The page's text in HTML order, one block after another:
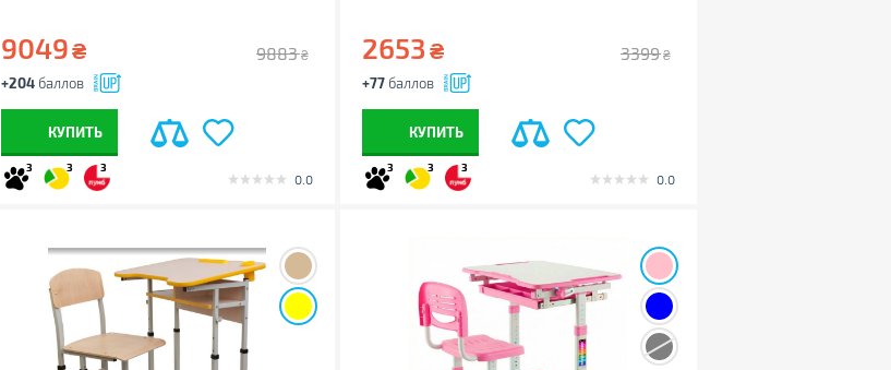
9049₴ 9883 ₴
+204баллов
КУПИТЬ
3 3 3
0.0
2653 ₴ 3399 ₴
+77 баллов
КУПИТЬ
3 3 3
0.0